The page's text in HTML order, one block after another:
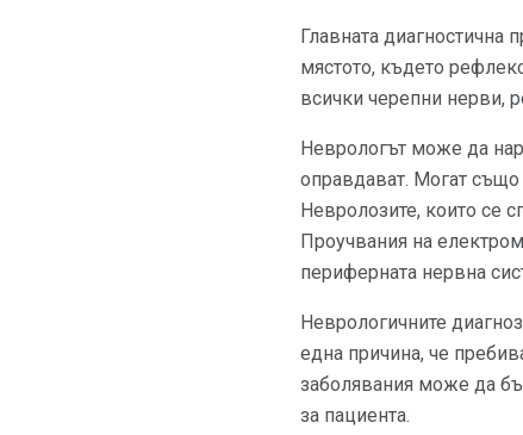
Главната диагностична
мястото, където
всички черепни нерви,
Неврологът може да
оправдават. Могат
Невролозите, които се
Проучвания на
периферната нервна
Неврологичните
една причина, че
заболявания може да
за пациента.